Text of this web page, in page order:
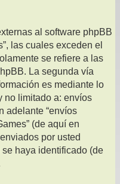
al software phpBB
las cuales exceden el
se refiere a las
La segunda vía
es mediante lo
no limitado a: envíos
adelante “envíos
(de aquí en
por usted
haya identificado (de